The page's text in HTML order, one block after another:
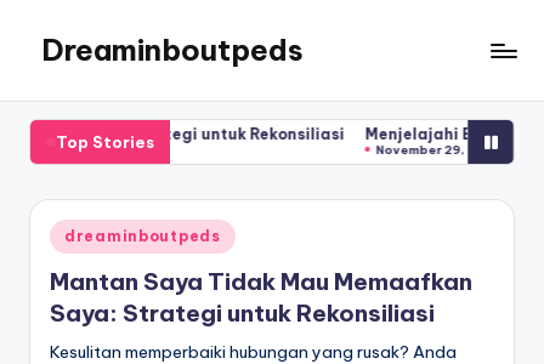
content
Dreaminboutpeds
bout
peds
Top Stories
Saya: Strategi untuk Rekonsiliasi Menjelajahi Empat
November 29, 2025
Posted
in
dreaminboutpeds
Mantan Saya Tidak Mau Memaafkan
Saya: Strategi untuk Rekonsiliasi
Kesulitan memperbaiki hubungan yang rusak? Anda